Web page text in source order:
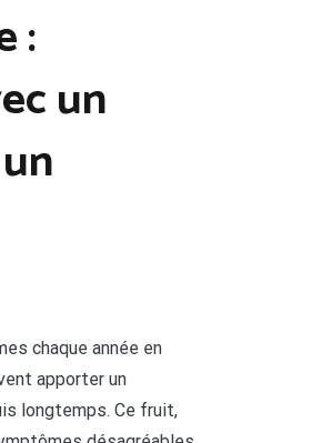
:
un
chaque année en
apporter un
longtemps. Ce fruit,